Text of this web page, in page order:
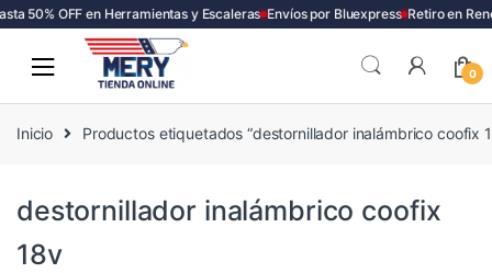
50% OFF en Herramientas y Escaleras Envíos por Bluexpress Retiro en
0
Inicio Productos etiquetados “destornillador inalámbrico coofix
destornillador inalámbrico coofix
18v